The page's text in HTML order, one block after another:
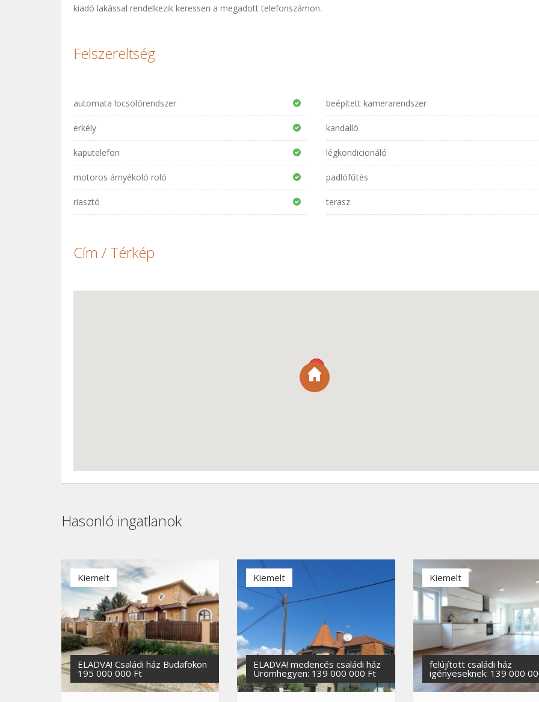
kiadó lakással rendelkezik keressen a megadott telefonszámon.
Felszereltség
automata locsolórendszer beépített kamerarendszer
erkély kandalló
kaputelefon légkondicionáló
motoros árnyékoló roló padlófűtés
riasztó terasz
Cím / Térkép
Hasonló ingatlanok
ELADVA! Családi ház Budafokon
195 000 000 Ft
Kiemelt
ELADVA! medencés családi ház
Ürömhegyen: 139 000 000 Ft
Kiemelt
felújított családi ház
igényeseknek: 139 000
Kiemelt